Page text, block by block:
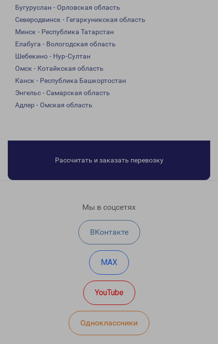
Бугуруслан - Орловская область
Северодвинск - Гегаркуникская область
Минск - Республика Татарстан
Елабуга - Вологодская область
Шебекино - Нур-Султан
Омск - Котайкская область
Канск - Республика Башкортостан
Энгельс - Самарская область
Адлер - Омская область
Рассчитать и заказать перевозку
Мы в соцсетях
ВКонтакте
MAX
YouTube
Одноклассники